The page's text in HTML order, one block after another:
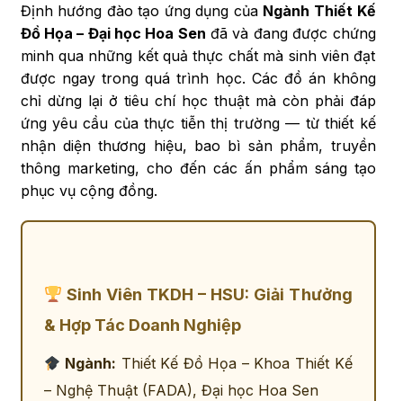
Định hướng đào tạo ứng dụng của Ngành Thiết Kế
Đồ Họa – Đại học Hoa Sen đã và đang được chứng
minh qua những kết quả thực chất mà sinh viên đạt
được ngay trong quá trình học. Các đồ án không
chỉ dừng lại ở tiêu chí học thuật mà còn phải đáp
ứng yêu cầu của thực tiễn thị trường — từ thiết kế
nhận diện thương hiệu, bao bì sản phẩm, truyền
thông marketing, cho đến các ấn phẩm sáng tạo
phục vụ cộng đồng.
Sinh Viên TKDH – HSU: Giải Thưởng
& Hợp Tác Doanh Nghiệp
Ngành: Thiết Kế Đồ Họa – Khoa Thiết Kế
– Nghệ Thuật (FADA), Đại học Hoa Sen